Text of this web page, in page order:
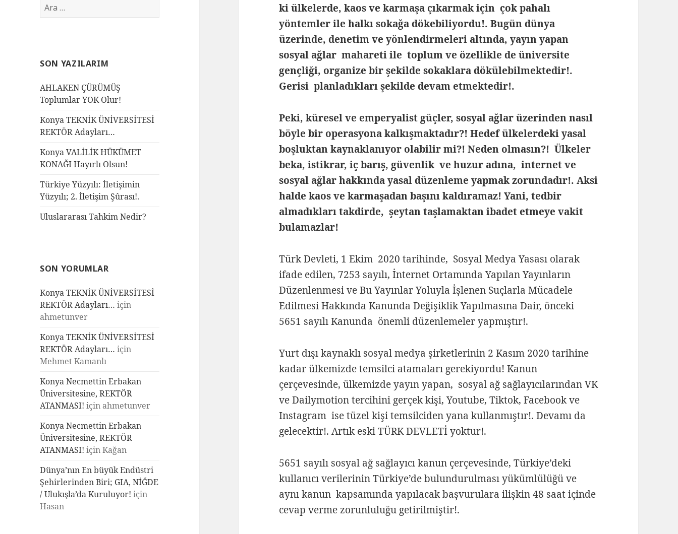
SON YAZILARIM
AHLAKEN ÇÜRÜMÜŞ
Toplumlar YOK Olur!
Konya TEKNİK ÜNİVERSİTESİ
REKTÖR Adayları…
Konya VALİLİK HÜKÜMET
KONAĞI Hayırlı Olsun!
Türkiye Yüzyılı: İletişimin
Yüzyılı; 2. İletişim Şûrası!.
Uluslararası Tahkim Nedir?
SON YORUMLAR
Konya TEKNİK ÜNİVERSİTESİ
REKTÖR Adayları… için
ahmetunver
Konya TEKNİK ÜNİVERSİTESİ
REKTÖR Adayları… için
Mehmet Kamanlı
Konya Necmettin Erbakan
Üniversitesine, REKTÖR
ATANMASI! için ahmetunver
Konya Necmettin Erbakan
Üniversitesine, REKTÖR
ATANMASI! içinKağan
Dünya’nın En büyük Endüstri
Şehirlerinden Biri; GIA, NİĞDE
/ Ulukışla’da Kuruluyor! için
Hasan
ki ülkelerde, kaos ve karmaşa çıkarmak için çok pahalı
yöntemler ile halkı sokağa dökebiliyordu!. Bugün dünya
üzerinde, denetim ve yönlendirmeleri altında, yayın yapan
sosyal ağlar mahareti ile toplum ve özellikle de üniversite
gençliği, organize bir şekilde sokaklara dökülebilmektedir!.
Gerisi planladıkları şekilde devam etmektedir!.
Peki, küresel ve emperyalist güçler, sosyal ağlar üzerinden nasıl
böyle bir operasyona kalkışmaktadır?! Hedef ülkelerdeki yasal
boşluktan kaynaklanıyor olabilir mi?! Neden olmasın?! Ülkeler
beka, istikrar, iç barış, güvenlik ve huzur adına, internet ve
sosyal ağlar hakkında yasal düzenleme yapmak zorundadır!. Aksi
halde kaos ve karmaşadan başını kaldıramaz! Yani, tedbir
almadıkları takdirde, şeytan taşlamaktan ibadet etmeye vakit
bulamazlar!
Türk Devleti, 1 Ekim 2020 tarihinde, Sosyal Medya Yasası olarak
ifade edilen, 7253 sayılı, İnternet Ortamında Yapılan Yayınların
Düzenlenmesi ve Bu Yayınlar Yoluyla İşlenen Suçlarla Mücadele
Edilmesi Hakkında Kanunda Değişiklik Yapılmasına Dair, önceki
5651 sayılı Kanunda önemli düzenlemeler yapmıştır!.
Yurt dışı kaynaklı sosyal medya şirketlerinin 2 Kasım 2020 tarihine
kadar ülkemizde temsilci atamaları gerekiyordu! Kanun
çerçevesinde, ülkemizde yayın yapan, sosyal ağ sağlayıcılarından VK
ve Dailymotion tercihini gerçek kişi, Youtube, Tiktok, Facebook ve
Instagram ise tüzel kişi temsilciden yana kullanmıştır!. Devamı da
gelecektir!. Artık eski TÜRK DEVLETİ yoktur!.
5651 sayılı sosyal ağ sağlayıcı kanun çerçevesinde, Türkiye’deki
kullanıcı verilerinin Türkiye’de bulundurulması yükümlülüğü ve
aynı kanun kapsamında yapılacak başvurulara ilişkin 48 saat içinde
cevap verme zorunluluğu getirilmiştir!.